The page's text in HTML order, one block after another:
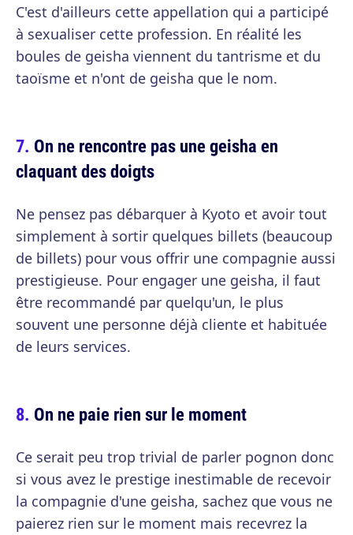
C'est d'ailleurs cette appellation qui a participé
à sexualiser cette profession. En réalité les
boules de geisha viennent du tantrisme et du
taoïsme et n'ont de geisha que le nom.
On ne rencontre pas une geisha en
claquant des doigts
Ne pensez pas débarquer à Kyoto et avoir tout
simplement à sortir quelques billets (beaucoup
de billets) pour vous offrir une compagnie aussi
prestigieuse. Pour engager une geisha, il faut
être recommandé par quelqu'un, le plus
souvent une personne déjà cliente et habituée
de leurs services.
On ne paie rien sur le moment
Ce serait peu trop trivial de parler pognon donc
si vous avez le prestige inestimable de recevoir
la compagnie d'une geisha, sachez que vous ne
paierez rien sur le moment mais recevrez la